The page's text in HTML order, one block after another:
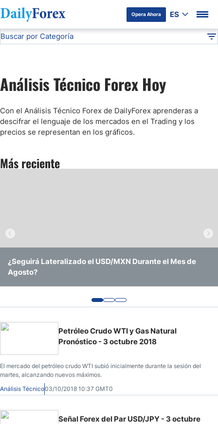
Opera Ahora ES
Divulgación del Anunciante
Buscar por Categoría
Análisis de Mercados Bursátiles
Análisis y Pronóstico del Café Hoy
Precio del Petróleo
Pronóstico Semanal Forex
Análisis Técnico Forex Hoy
Con el Análisis Técnico Forex de DailyForex aprenderas a
descifrar el lenguaje de los mercados en el Trading y los
precios se representan en los gráficos.
Más reciente
¿Seguirá Lateralizado el USD/MXN Durante el Mes de
Agosto?
EUR/USD Continúa Operando Sin Ninguna Convicción
Clara
USD/BRL Se Mantiene en Rango Amid Recorte de Tasas y
Vigilancia Electoral
Petróleo Crudo WTI y Gas Natural
Pronóstico - 3 octubre 2018
El mercado del petróleo crudo WTI subió inicialmente durante la sesión del
martes, alcanzando nuevos máximos.
Análisis Técnico03/10/2018 10:37 GMT0
Señal Forex del Par USD/JPY - 3 octubre